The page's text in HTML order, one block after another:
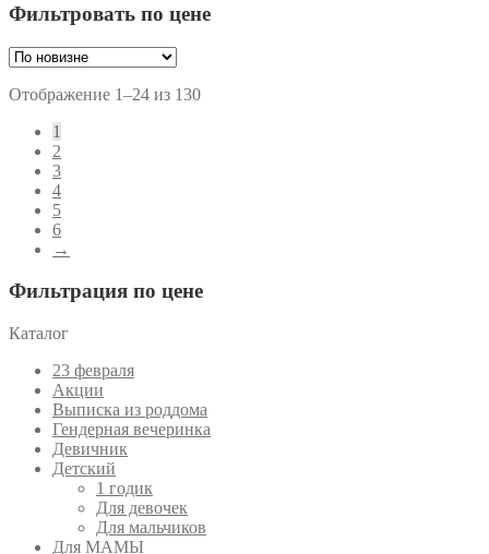
Фильтровать по цене
Отображение 1–24 из 130Сортировка:
1
2
3
4
5
6
→
Фильтрация по цене
Каталог
23 февраля
Акции
Выписка из роддома
Гендерная вечеринка
Девичник
Детский
1 годик
Для девочек
Для мальчиков
Для МАМЫ